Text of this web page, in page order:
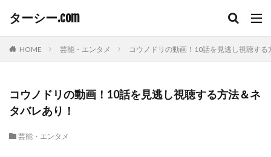
ターシー.com
HOME 芸能・エンタメ コウノドリの動画！10話を見逃し視聴す
コウノドリの動画！10話を見逃し視聴する方法＆ネ
タバレあり！
芸能・エンタメ